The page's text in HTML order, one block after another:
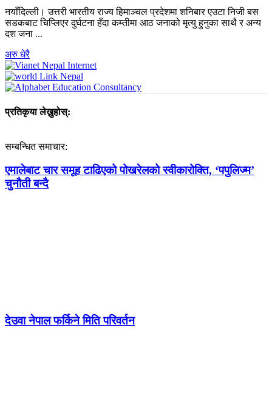
नयाँदिल्ली। उत्तरी भारतीय राज्य हिमाञ्चल प्रदेशमा शनिबार एउटा निजी बस
सडकबाट चिप्लिएर दुर्घटना हँदा कम्तीमा आठ जनाको मृत्यु हुनुका साथै र अन्य
दश जना ...
अरु धेरै
प्रतिकृया लेख्नुहोस्:
सम्बन्धित समाचार:
एमालेबाट चार समूह टाढिएको पोखरेलको स्वीकारोक्ति, ‘पपुलिज्म’
चुनौती बन्दै
देउवा नेपाल फर्किने मिति परिवर्तन